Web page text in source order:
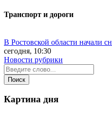
Транспорт и дороги
В Ростовской области начали
сегодня, 10:30
Новости рубрики
Картина дня